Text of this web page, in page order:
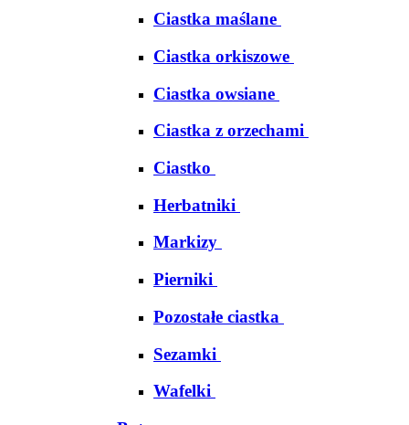
Ciastka maślane
Ciastka orkiszowe
Ciastka owsiane
Ciastka z orzechami
Ciastko
Herbatniki
Markizy
Pierniki
Pozostałe ciastka
Sezamki
Wafelki